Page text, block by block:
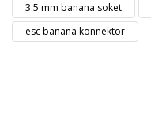
3.5 mm banana soket
esc banana konnektör